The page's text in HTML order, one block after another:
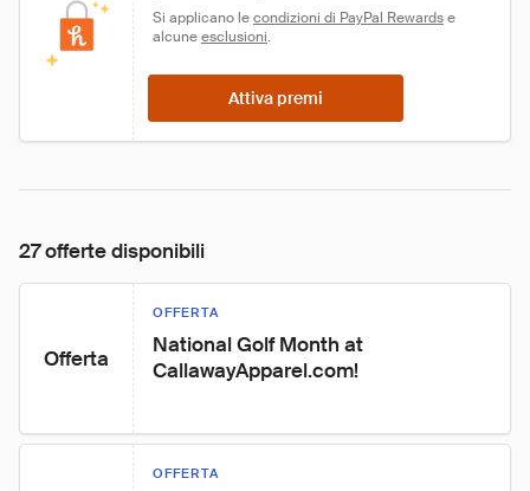
Si applicano le condizioni di PayPal Rewards e
alcune esclusioni.
Attiva premi
27 offerte disponibili
Offerta
OFFERTA
National Golf Month at
CallawayApparel.com!
OFFERTA